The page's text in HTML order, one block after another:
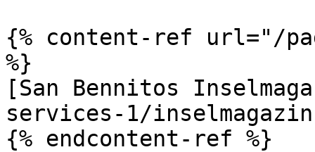
{% content-ref url="/
%}
[San Bennitos
services-1/
{% endcontent-ref %}